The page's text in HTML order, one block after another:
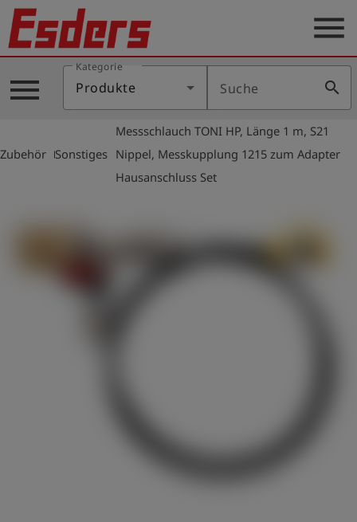
Produkte
Wissen
menu
menu
Kategorie
Produkte Suche search
Zubehör arrow_right
Sonstigesarrow_right
Messschlauch TONI HP, Länge 1 m, S21
Nippel, Messkupplung 1215 zum Adapter
Hausanschluss Set